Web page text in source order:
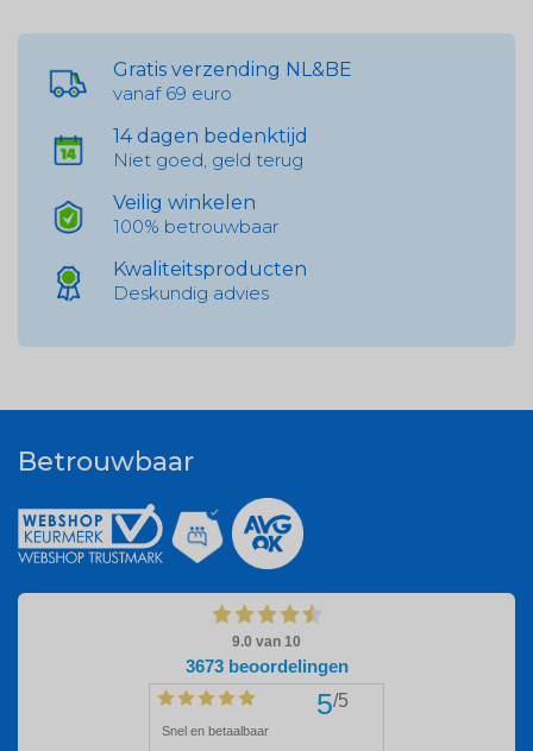
Gratis verzending NL&BE
vanaf 69 euro
14 dagen bedenktijd
Niet goed, geld terug
Veilig winkelen
100% betrouwbaar
Kwaliteitsproducten
Deskundig advies
Betrouwbaar